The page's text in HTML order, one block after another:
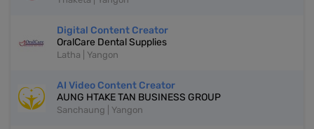
Digital Content Creator
OralCare Dental Supplies
Latha | Yangon
AI Video Content Creator
AUNG HTAKE TAN BUSINESS GROUP
Sanchaung | Yangon